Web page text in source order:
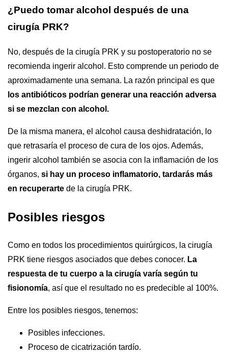
¿Puedo tomar alcohol después de una
cirugía PRK?
No, después de la cirugía PRK y su postoperatorio no se
recomienda ingerir alcohol. Esto comprende un periodo de
aproximadamente una semana. La razón principal es que
los antibióticos podrían generar una reacción adversa
si se mezclan con alcohol.
De la misma manera, el alcohol causa deshidratación, lo
que retrasaría el proceso de cura de los ojos. Además,
ingerir alcohol también se asocia con la inflamación de los
órganos, si hay un proceso inflamatorio, tardarás más
en recuperarte de la cirugía PRK.
Posibles riesgos
Como en todos los procedimientos quirúrgicos, la cirugía
PRK tiene riesgos asociados que debes conocer. La
respuesta de tu cuerpo a la cirugía varía según tu
fisionomía, así que el resultado no es predecible al 100%.
Entre los posibles riesgos, tenemos:
Posibles infecciones.
Proceso de cicatrización tardío.